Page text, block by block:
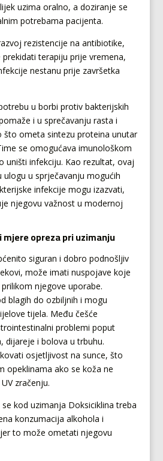
uzima oralno, a doziranje se
potrebama pacijenta.
rezistencije na antibiotike,
terapiju prije vremena,
nestanu prije završetka
u borbi protiv bakterijskih
i u sprečavanju rasta i
što ometa sintezu proteina unutar
se omogućava imunološkom
uništi infekciju. Kao rezultat, ovaj
ulogu u sprječavanju mogućih
infekcije mogu izazvati,
njegovu važnost u modernoj
mjere opreza pri uzimanju
siguran i dobro podnošljiv
može imati nuspojave koje
njegove uporabe.
blagih do ozbiljnih i mogu
tijela. Među češće
problemi poput
dijareje i bolova u trbuhu.
osjetljivost na sunce, što
opeklinama ako se koža ne
zračenju.
kod uzimanja Doksiciklina treba
konzumacija alkohola i
to može ometati njegovu